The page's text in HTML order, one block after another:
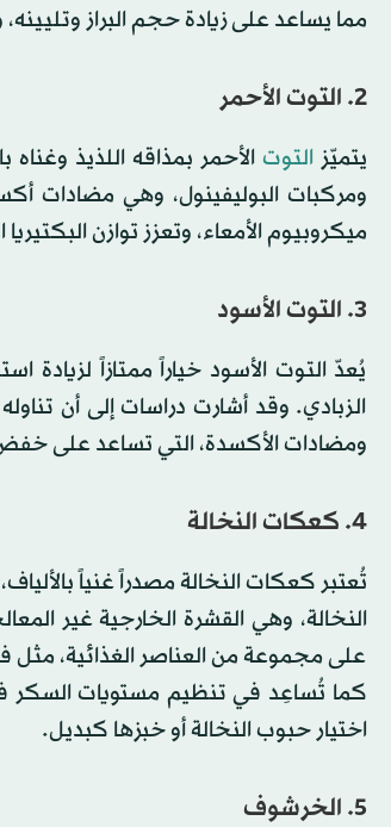
مما يساعد على زيادة حجم البراز
2. التوت الأحمر
يتميّز التوت الأحمر بمذاقه اللذيذ
ومركبات البوليفينول، وهي مضادات
ميكروبيوم الأمعاء، وتعزز توازن البكتيريا
3. التوت الأسود
يُعدّ التوت الأسود خياراً ممتازاً لزيادة
الزبادي. وقد أشارت دراسات إلى أن
ومضادات الأكسدة، التي تساعد على
4. كعكات النخالة
تُعتبر كعكات النخالة مصدراً غنياً
النخالة، وهي القشرة الخارجية غير
على مجموعة من العناصر الغذائية، مثل
كما تُساعِد في تنظيم مستويات السكر
اختيار حبوب النخالة أو خبزها كبديل.
5. الخرشوف